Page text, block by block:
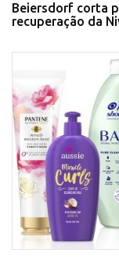
Beiersdorf corta
recuperação da